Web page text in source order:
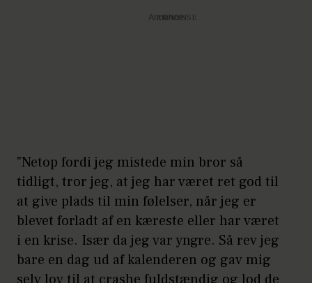
Annonce
"Netop fordi jeg mistede min bror så
tidligt, tror jeg, at jeg har været ret god til
at give plads til min følelser, når jeg er
blevet forladt af en kæreste eller har været
i en krise. Især da jeg var yngre. Så rev jeg
bare en dag ud af kalenderen og gav mig